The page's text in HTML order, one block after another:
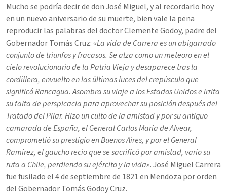
Mucho se podría decir de don José Miguel, y al recordarlo hoy
en un nuevo aniversario de su muerte, bien vale la pena
reproducir las palabras del doctor Clemente Godoy, padre del
Gobernador Tomás Cruz:«La vida de Carrera es un abigarrado
conjunto de triunfos y fracasos. Se alza como un meteoro en el
cielo revolucionario de la Patria Vieja y desaparece tras la
cordillera, envuelto en las últimas luces del crepúsculo que
significó Rancagua. Asombra su viaje a los Estados Unidos e irrita
su falta de perspicacia para aprovechar su posición después del
Tratado del Pilar. Hizo un culto de la amistad y por su antiguo
camarada de España, el General Carlos María de Alvear,
comprometió su prestigio en Buenos Aires, y por el General
Ramírez, el gaucho recio que se sacrificó por amistad, vario su
ruta a Chile, perdiendo su ejército y la vida». José Miguel Carrera
fue fusilado el 4 de septiembre de 1821 en Mendoza por orden
del Gobernador Tomás Godoy Cruz.